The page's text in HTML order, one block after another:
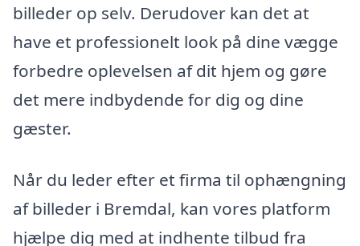
billeder op selv. Derudover kan det at
have et professionelt look på dine vægge
forbedre oplevelsen af dit hjem og gøre
det mere indbydende for dig og dine
gæster.
Når du leder efter et firma til ophængning
af billeder i Bremdal, kan vores platform
hjælpe dig med at indhente tilbud fra